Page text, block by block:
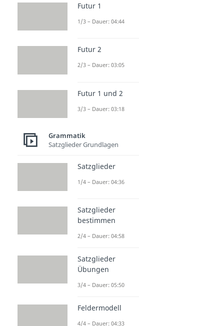
Futur 1
1/3 – Dauer: 04:44
Futur 2
2/3 – Dauer: 03:05
Futur 1 und 2
3/3 – Dauer: 03:18
Grammatik
Satzglieder Grundlagen
Satzglieder
1/4 – Dauer: 04:36
Satzglieder
bestimmen
2/4 – Dauer: 04:58
Satzglieder
Übungen
3/4 – Dauer: 05:50
Feldermodell
4/4 – Dauer: 04:33